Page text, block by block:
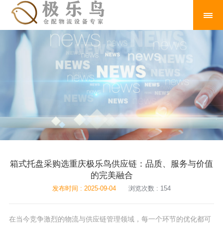
箱式托盘采购选重庆极乐鸟供应链：品质、服务与价值
的完美融合
发布时间 : 2025-09-04 浏览次数 : 154
在当今竞争激烈的物流与供应链管理领域，每一个环节的优化都可